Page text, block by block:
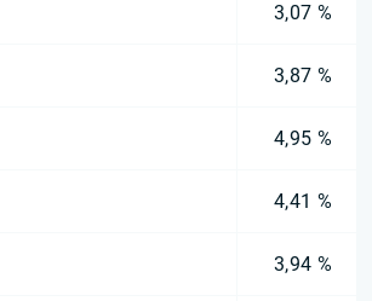
3,07 %
3,87 %
4,95 %
4,41 %
3,94 %